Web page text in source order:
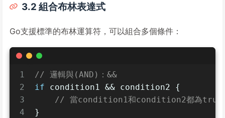
3.2 組合布林表達式
Go支援標準的布林運算符，可以組合多個條件：
1
2
3
4
// 邏輯與(AND)：&&
if condition1 && condition2 {
// 當condition1和condition2都為true
}